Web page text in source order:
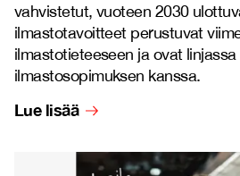
vahvistetut, vuoteen 2030
ilmastotavoitteet perustuvat
ilmastotieteeseen ja ovat linjassa
ilmastosopimuksen kanssa.
Lue lisää